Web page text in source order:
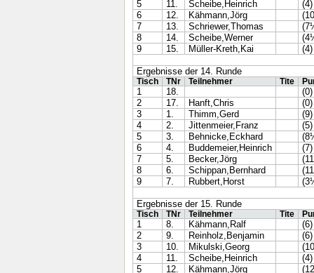
5 11. Scheibe,Heinrich
(4)
6
12. Kähmann,Jörg
7
13. Schriewer,Thomas
8
14. Scheibe,Werner
9
15. Müller-Kreth,Kai (4)
Ergebnisse der 14. Runde
Tisch TNr Teilnehmer Tite
1 18.
(0)
2
17. Hanft,Chris
(0)
3
1. Thimm,Gerd
(9)
4
2. Jittenmeier,Franz
(5)
5
3. Behnicke,Eckhard
6
4. Buddemeier,Heinrich
(7)
7
5. Becker,Jörg
8
6. Schippan,Bernhard
9
7. Rubbert,Horst
Ergebnisse der 15. Runde
Tisch TNr Teilnehmer Tite
1 8. Kähmann,Ralf
(6)
2
9. Reinholz,Benjamin
(6)
3
10. Mikulski,Georg
4
11. Scheibe,Heinrich
(4)
5
12. Kähmann,Jörg